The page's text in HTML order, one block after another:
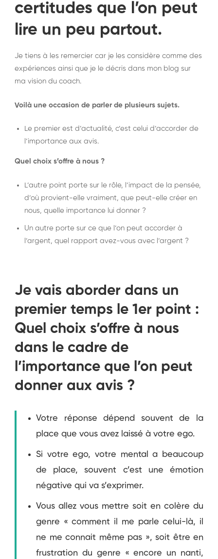
certitudes que l’on peut
lire un peu partout.
Je tiens à les remercier car je les considère comme des
expériences ainsi que je le décris dans mon blog sur
ma vision du coach.
Voilà une occasion de parler de plusieurs sujets.
Le premier est d’actualité, c’est celui d’accorder de
l’importance aux avis.
Quel choix s’offre à nous ?
L’autre point porte sur le rôle, l’impact de la pensée,
d’où provient-elle vraiment, que peut-elle créer en
nous, quelle importance lui donner ?
Un autre porte sur ce que l’on peut accorder à
l’argent, quel rapport avez-vous avec l’argent ?
Je vais aborder dans un
premier temps le 1er point :
Quel choix s’offre à nous
dans le cadre de
l’importance que l’on peut
donner aux avis ?
Votre réponse dépend souvent de la
place que vous avez laissé à votre ego.
Si votre ego, votre mental a beaucoup
de place, souvent c’est une émotion
négative qui va s’exprimer.
Vous allez vous mettre soit en colère du
genre « comment il me parle celui-là, il
ne me connait même pas », soit être en
frustration du genre « encore un nanti,